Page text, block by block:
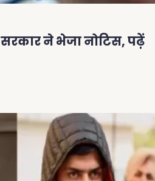
ने भेजा नोटिस, पढ़ें